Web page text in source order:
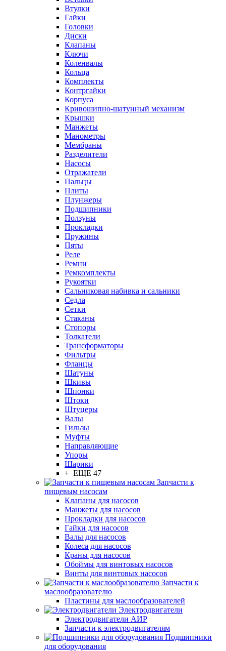
Втулки
Гайки
Головки
Диски
Клапаны
Ключи
Коленвалы
Кольца
Комплекты
Контргайки
Корпуса
Кривошипно-шатунный механизм
Крышки
Манжеты
Манометры
Мембраны
Разделители
Насосы
Отражатели
Пальцы
Плиты
Плунжеры
Подшипники
Ползуны
Прокладки
Пружины
Пяты
Реле
Ремни
Ремкомплекты
Рукоятки
Сальниковая набивка и сальники
Седла
Сетки
Стаканы
Стопоры
Толкатели
Трансформаторы
Фильтры
Фланцы
Шатуны
Шкивы
Шпонки
Штоки
Штуцеры
Валы
Гильзы
Муфты
Направляющие
Упоры
Шарики
+ ЕЩЕ 47
Запчасти к
пищевым насосам
Клапаны для насосов
Манжеты для насосов
Прокладки для насосов
Гайки для насосов
Валы для насосов
Колеса для насосов
Краны для насосов
Обоймы для винтовых насосов
Винты для винтовых насосов
Запчасти к
маслообразователю
Пластины для маслообразователей
Электродвигатели
Электродвигатели АИР
Запчасти к электродвигателям
Подшипники
для оборудования